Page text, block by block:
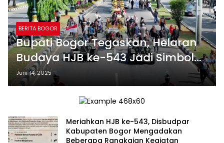
BERITA BOGOR
Bupati Bogor Tegaskan, Helaran
Budaya HJB ke-543 Jadi Simbol
Kebangkitan Budaya dan
Ekonomi Di Bumi Tegar Beriman
Juni 14, 2025
Meriahkan HJB ke-543, Disbudpar
Kabupaten Bogor Mengadakan
Beberapa Rangkaian Kegiatan